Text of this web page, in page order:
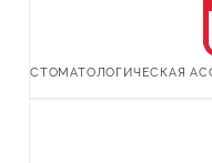
СТОМАТОЛОГИЧЕСКАЯ